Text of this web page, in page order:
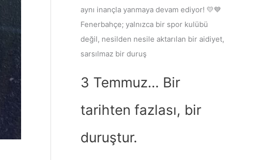
aynı inançla yanmaya devam ediyor! 💛💙
Fenerbahçe; yalnızca bir spor kulübü
değil, nesilden nesile aktarılan bir aidiyet,
sarsılmaz bir duruş
3 Temmuz… Bir
tarihten fazlası, bir
duruştur.